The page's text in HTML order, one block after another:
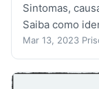
Sintomas,
Saiba como
Mar 13, 2023